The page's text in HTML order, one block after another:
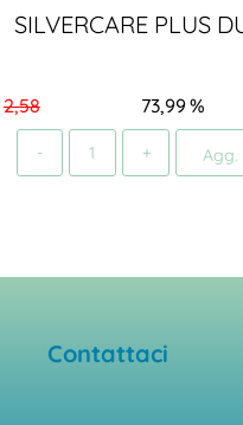
SILVERCARE PLUS
2,58 %
73,99
Agg.
Contattaci